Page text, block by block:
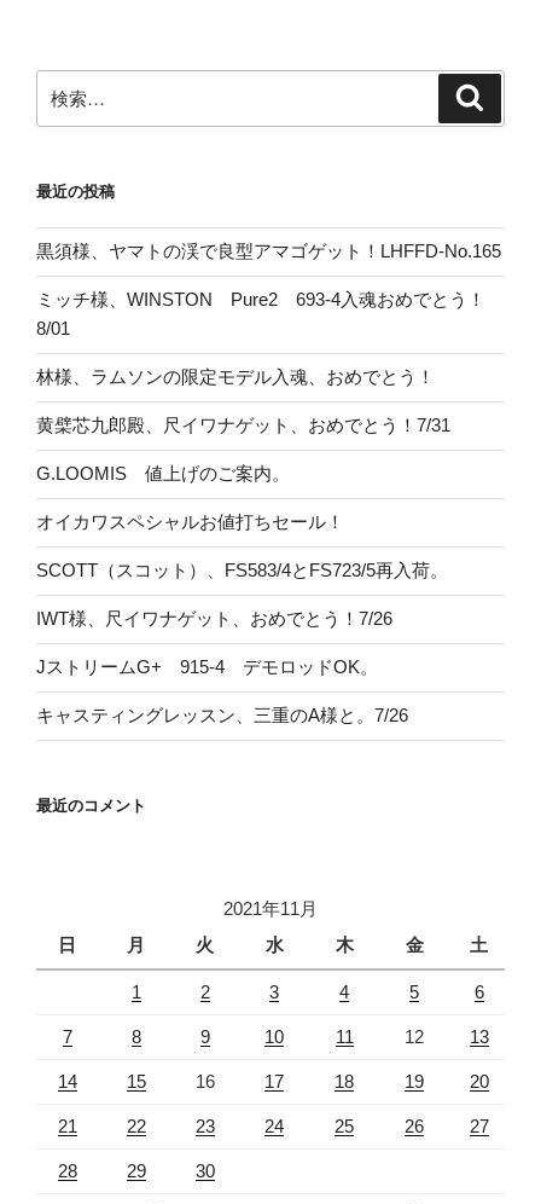
索:
最近の投稿
黒須様、ヤマトの渓で良型アマゴゲット！LHFFD-No.165
ミッチ様、WINSTON Pure2 693-4入魂おめでとう！
8/01
林様、ラムソンの限定モデル入魂、おめでとう！
黄檗芯九郎殿、尺イワナゲット、おめでとう！7/31
G.LOOMIS 値上げのご案内。
オイカワスペシャルお値打ちセール！
SCOTT（スコット）、FS583/4とFS723/5再入荷。
IWT様、尺イワナゲット、おめでとう！7/26
JストリームG+ 915-4 デモロッドOK。
キャスティングレッスン、三重のA様と。7/26
最近のコメント
2021年11月
日
月 火 水 木 金 土
1 2 3 4 5 6
7 8 9 10 11 12 13
14 15 16 17 18 19 20
21 22 23 24 25 26 27
28 29 30